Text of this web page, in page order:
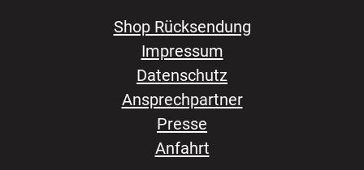
Shop Rücksendung
Impressum
Datenschutz
Ansprechpartner
Presse
Anfahrt